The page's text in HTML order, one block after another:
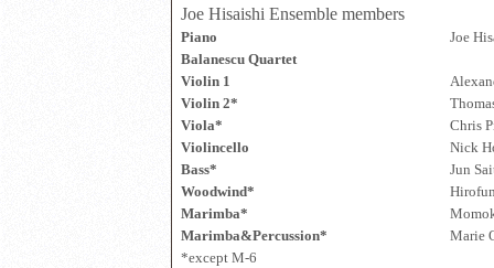
Joe Hisaishi Ensemble members
Piano
Joe
Balanescu Quartet
Violin 1
Violin 2*
Viola*
Chris
Violincello
Nick
Bass*
Jun
Woodwind*
Marimba*
Marimba&Percussion*
Marie
*except M-6